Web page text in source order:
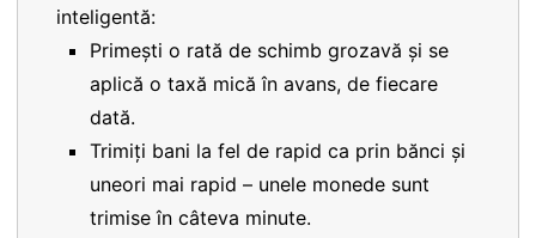
inteligentă:
Primești o rată de schimb grozavă și se
aplică o taxă mică în avans, de fiecare
dată.
Trimiți bani la fel de rapid ca prin bănci și
uneori mai rapid – unele monede sunt
trimise în câteva minute.